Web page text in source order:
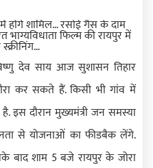
देव साय आज सुशासन तिहार
कर सकते हैं. किसी भी गांव में
इस दौरान मुख्यमंत्री जन समस्या
से योजनाओं का फीडबैक लेंगे.
बाद शाम 5 बजे रायपुर के जोरा